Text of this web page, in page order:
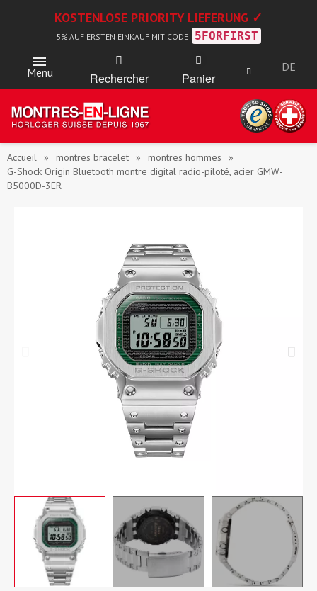
KOSTENLOSE PRIORITY LIEFERUNG ✓
5% AUF ERSTEN EINKAUF MIT CODE 5FORFIRST
Menu Rechercher Panier
DE
Accueil montres bracelet
montres hommes
G-Shock Origin Bluetooth montre digital radio-piloté, acier GMW-
B5000D-3ER